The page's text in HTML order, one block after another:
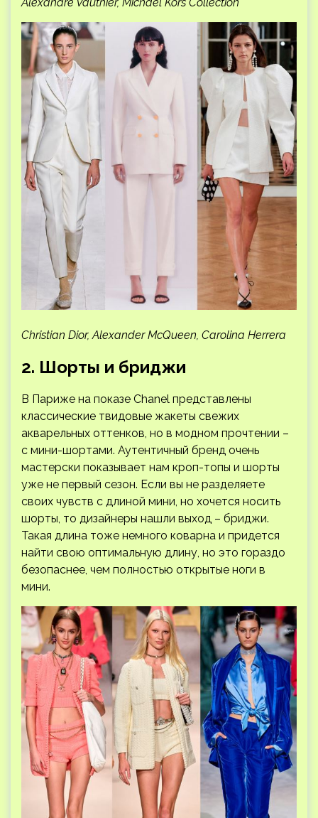
Alexandre Vauthier, Michael Kors Collection
Christian Dior, Alexander McQueen, Carolina Herrera
2. Шорты и бриджи
В Париже на показе Chanel представлены
классические твидовые жакеты свежих
акварельных оттенков, но в модном прочтении –
с мини-шортами. Аутентичный бренд очень
мастерски показывает нам кроп-топы и шорты
уже не первый сезон. Если вы не разделяете
своих чувств с длиной мини, но хочется носить
шорты, то дизайнеры нашли выход – бриджи.
Такая длина тоже немного коварна и придется
найти свою оптимальную длину, но это гораздо
безопаснее, чем полностью открытые ноги в
мини.